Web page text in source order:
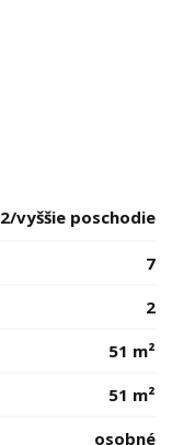
2/vyššie poschodie
7
2
51 m²
51 m²
osobné